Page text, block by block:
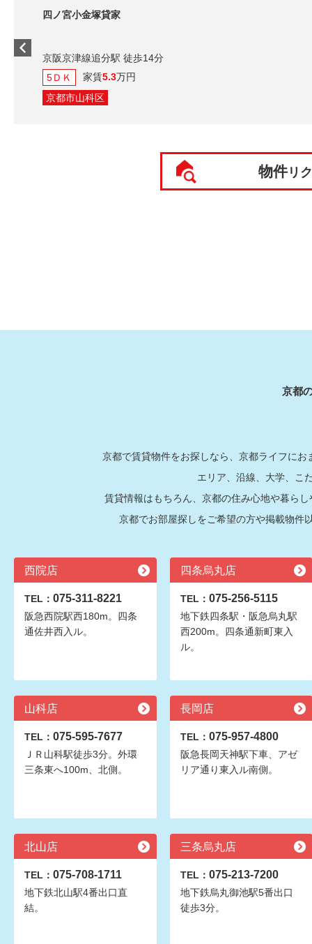
四ノ宮小金塚貸家
京阪京津線追分駅 徒歩14分
5ＤＫ
家賃5.3万円
京都市山科区
物件リ
京都
京都で賃貸物件をお探しなら、京都ライフに
エリア、沿線、大学、こ
賃貸情報はもちろん、京都の住み心地や暮ら
京都でお部屋探しをご希望の方や掲載物件
西院店
TEL： 075-311-8221
阪急西院駅西180m。四条
通佐井西入ル。
四条烏丸店
TEL： 075-256-5115
地下鉄四条駅・阪急烏丸駅
西200m。四条通新町東入
ル。
山科店
TEL： 075-595-7677
ＪＲ山科駅徒歩3分。外環
三条東へ100m、北側。
長岡店
TEL： 075-957-4800
阪急長岡天神駅下車、アゼ
リア通り東入ル南側。
北山店
TEL： 075-708-1711
地下鉄北山駅4番出口直
結。
三条烏丸店
TEL： 075-213-7200
地下鉄烏丸御池駅5番出口
徒歩3分。